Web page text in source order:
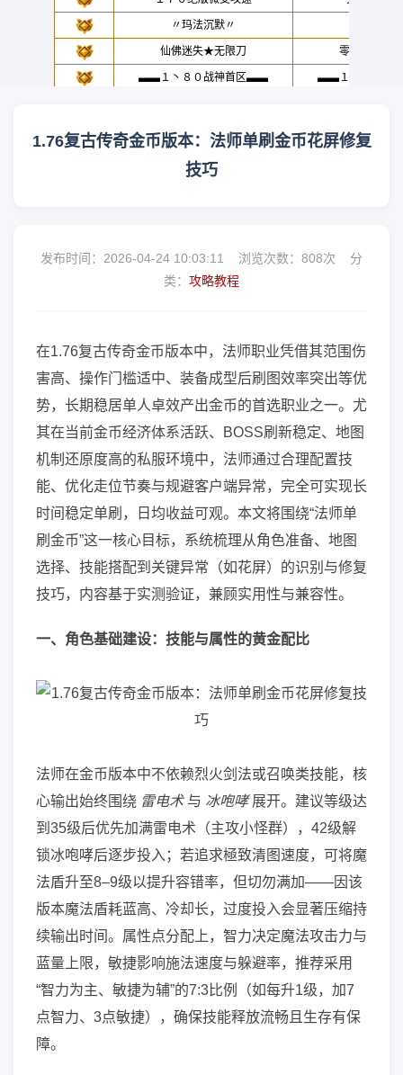
1.76复古传奇金币版本：法师单刷金币花屏修复
技巧
发布时间：2026-04-24 10:03:11 浏览次数： 808次 分
类： 攻略教程
在1.76复古传奇金币版本中，法师职业凭借其范围伤
害高、操作门槛适中、装备成型后刷图效率突出等优
势，长期稳居单人卓效产出金币的首选职业之一。尤
其在当前金币经济体系活跃、BOSS刷新稳定、地图
机制还原度高的私服环境中，法师通过合理配置技
能、优化走位节奏与规避客户端异常，完全可实现长
时间稳定单刷，日均收益可观。本文将围绕“法师单
刷金币”这一核心目标，系统梳理从角色准备、地图
选择、技能搭配到关键异常（如花屏）的识别与修复
技巧，内容基于实测验证，兼顾实用性与兼容性。
一、角色基础建设：技能与属性的黄金配比
法师在金币版本中不依赖烈火剑法或召唤类技能，核
心输出始终围绕 雷电术 与 冰咆哮展开。建议等级达
到35级后优先加满雷电术（主攻小怪群），42级解
锁冰咆哮后逐步投入；若追求極致清图速度，可将魔
法盾升至8–9级以提升容错率，但切勿满加——因该
版本魔法盾耗蓝高、冷却长，过度投入会显著压缩持
续输出时间。属性点分配上，智力决定魔法攻击力与
蓝量上限，敏捷影响施法速度与躲避率，推荐采用
“智力为主、敏捷为辅”的7:3比例（如每升1级，加7
点智力、3点敏捷），确保技能释放流畅且生存有保
障。